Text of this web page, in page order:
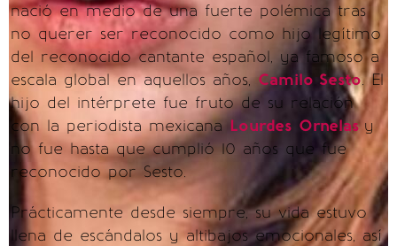
nació en medio de una fuerte polémica tras
no querer ser reconocido como hijo legítimo
del reconocido cantante español, ya famoso a
escala global en aquellos años,Camilo Sesto. El
hijo del intérprete fue fruto de su relación
con la periodista mexicana Lourdes Ornelasy
no fue hasta que cumplió 10 años que fue
reconocido por Sesto.
Prácticamente desde siempre, su vida estuvo
llena de escándalos y altibajos emocionales, así